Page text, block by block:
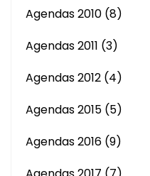
Agendas 2010 (8)
Agendas 2011 (3)
Agendas 2012 (4)
Agendas 2015 (5)
Agendas 2016 (9)